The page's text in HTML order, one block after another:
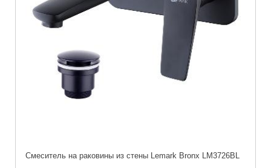
Cмеситель на раковины из стены Lemark Bronx LM3726BL